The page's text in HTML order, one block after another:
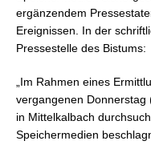
ergänzendem
Ereignissen. In der
Pressestelle des Bistums:
„Im Rahmen eines
vergangenen Donnerstag
in Mittelkalbach
Speichermedien